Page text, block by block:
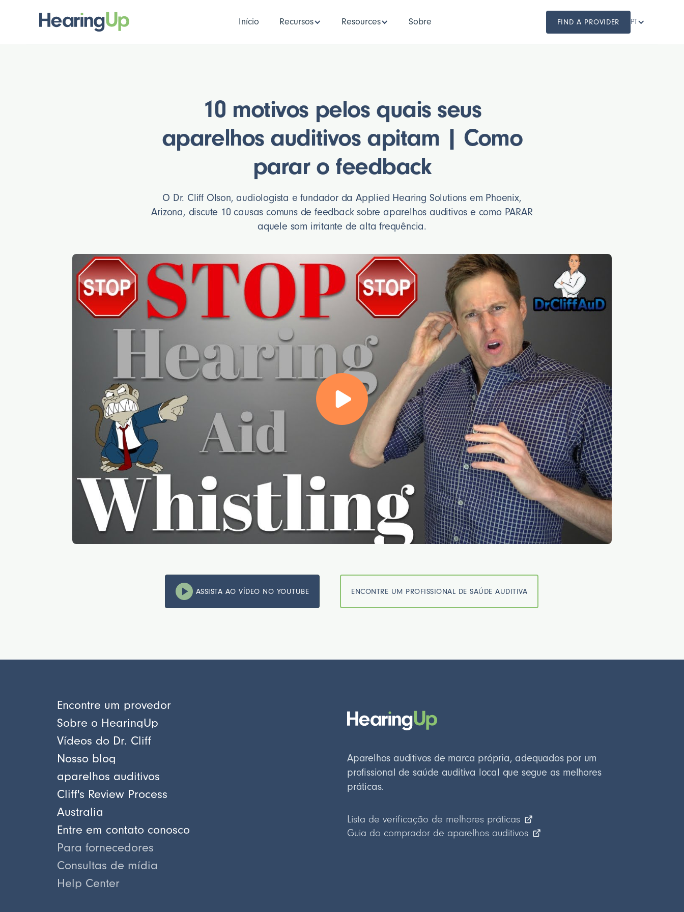
Início Recursos Resources Sobre FIND A PROVIDER PT
10 motivos pelos quais seus
aparelhos auditivos apitam | Como
parar o feedback
O Dr. Cliff Olson, audiologista e fundador da Applied Hearing Solutions em Phoenix,
Arizona, discute 10 causas comuns de feedback sobre aparelhos auditivos e como PARAR
aquele som irritante de alta frequência.
ASSISTA AO VÍDEO NO YOUTUBE ENCONTRE UM PROFISSIONAL DE SAÚDE AUDITIVA
Encontre um provedor
Sobre o HearingUp
Vídeos do Dr. Cliff
Nosso blog
aparelhos auditivos
Cliff's Review Process
Australia
Entre em contato conosco
Para fornecedores
Consultas de mídia
Help Center
Aparelhos auditivos de marca própria, adequados por um
profissional de saúde auditiva local que segue as melhores
práticas.
Lista de verificação de melhores práticas
Guia do comprador de aparelhos auditivos